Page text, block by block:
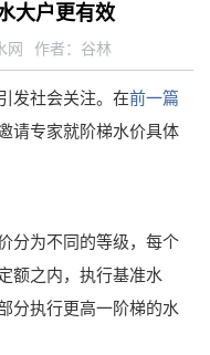
大户更有效
网 作者：谷林
发社会关注。在前一篇
请专家就阶梯水价具体
分为不同的等级，每个
额之内，执行基准水
分执行更高一阶梯的水